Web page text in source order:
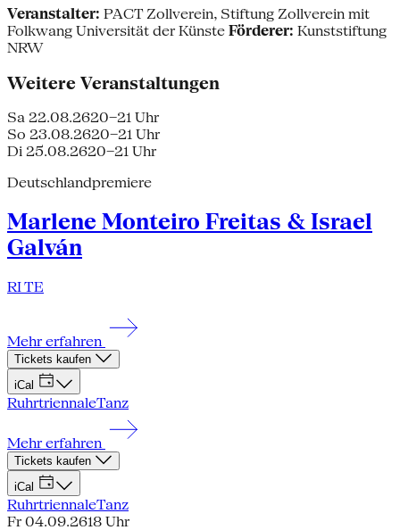
Veranstalter: PACT Zollverein, Stiftung Zollverein mit
Folkwang Universität der Künste Förderer: Kunststiftung
NRW
Weitere Veranstaltungen
Sa 22.08.2620–21 Uhr
So 23.08.2620–21 Uhr
Di 25.08.2620–21 Uhr
Deutschlandpremiere
Marlene Monteiro Freitas & Israel
Galván
RI TE
Mehr erfahren
Tickets kaufen
iCal
RuhrtriennaleTanz
Mehr erfahren
Tickets kaufen
iCal
RuhrtriennaleTanz
Fr 04.09.2618 Uhr